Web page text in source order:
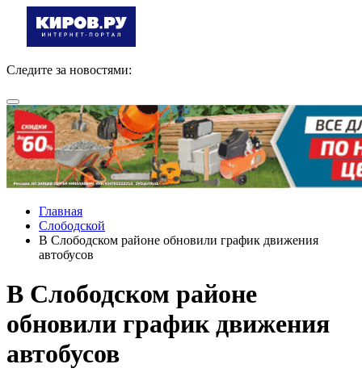
Следите за новостями:
Главная
Слободской
В Слободском районе обновили график движения
автобусов
В Слободском районе
обновили график движения
автобусов